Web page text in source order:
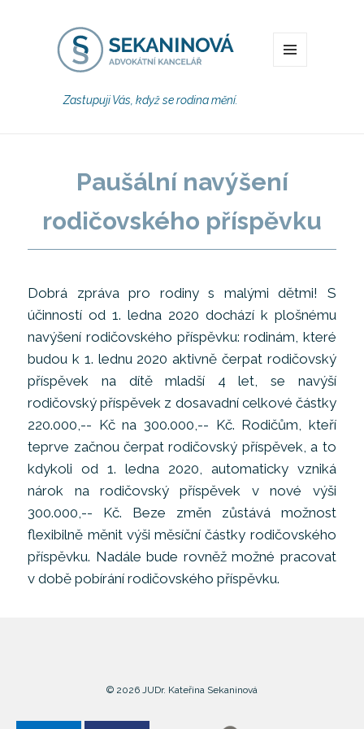
Zastupuji Vás, když se rodina mění.
Paušální navýšení
rodičovského příspěvku
Dobrá zpráva pro rodiny s malými dětmi! S
účinností od 1. ledna 2020 dochází k plošnému
navýšení rodičovského příspěvku: rodinám, které
budou k 1. lednu 2020 aktivně čerpat rodičovský
příspěvek na dítě mladší 4 let, se navýší
rodičovský příspěvek z dosavadní celkové částky
220.000,-- Kč na 300.000,-- Kč. Rodičům, kteří
teprve začnou čerpat rodičovský příspěvek, a to
kdykoli od 1. ledna 2020, automaticky vzniká
nárok na rodičovský příspěvek v nové výši
300.000,-- Kč. Beze změn zůstává možnost
flexibilně měnit výši měsíční částky rodičovského
příspěvku. Nadále bude rovněž možné pracovat
v době pobírání rodičovského příspěvku.
© 2026 JUDr. Kateřina Sekaninová